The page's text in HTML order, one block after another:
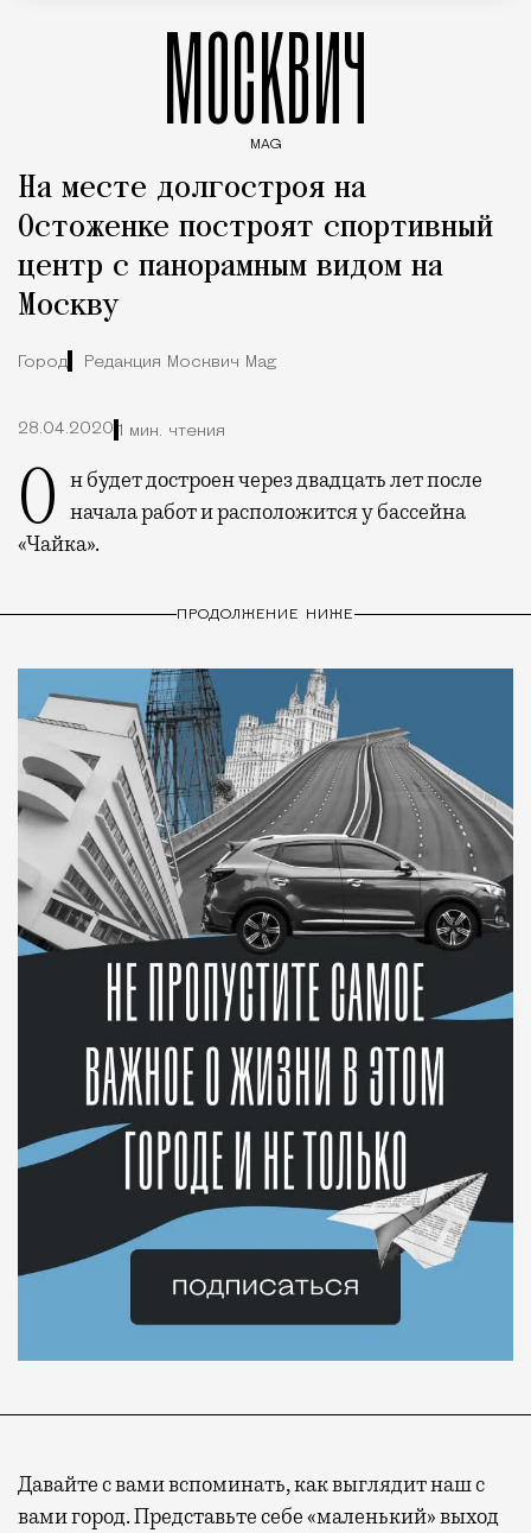
МОСКВИЧ
MAG
На месте долгостроя на
Остоженке построят спортивный
центр с панорамным видом на
Москву
Город Редакция Москвич Mag
28.04.2020 1 мин. чтения
Он будет достроен через двадцать лет после начала работ и расположится у бассейна
«Чайка».
ПРОДОЛЖЕНИЕ НИЖЕ
Давайте с вами вспоминать, как выглядит наш с
вами город. Представьте себе «маленький» выход